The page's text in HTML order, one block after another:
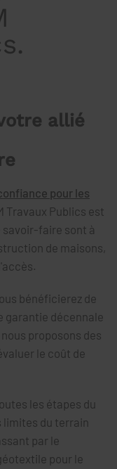
allié
pour les
Travaux Publics est
savoir-faire sont à
de maisons,
bénéficierez de
garantie décennale
proposons des
le coût de
les étapes du
limites du terrain
par le
pour le